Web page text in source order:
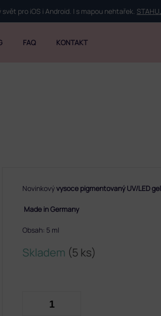
pro iOS i Android. I s mapou nehtařek.
FAQ KONTAKT
Skladem (5 ks)
Novinkovývysoce pigmentovaný UV/LED gel
Made in Germany
Obsah: 5 ml